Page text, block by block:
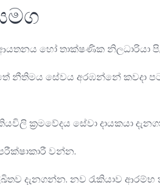
හෝ තාක්ෂණික නිලධාරියා
නීතිමය සේවය අරඹන්නේ කවදා
ක්‍රමවේදය සේවා දායකයා
වන්න.
දැනගන්න. නව රැකියාව